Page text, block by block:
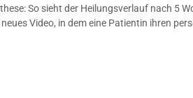
So sieht der Heilungsverlauf nach 5
Video, in dem eine Patientin ihren